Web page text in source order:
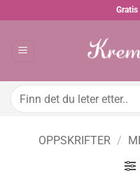
Søk
OPPSKRIFTER /